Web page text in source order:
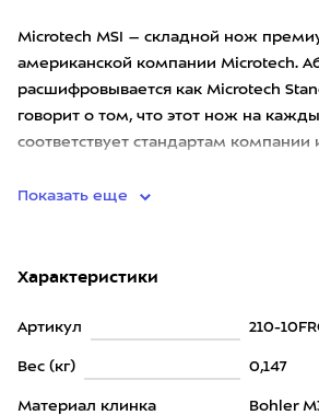
Microtech MSI – складной нож
американской компании Microtech.
расшифровывается как Microtech
говорит о том, что этот нож на
соответствует стандартам
Показать еще
Характеристики
Артикул 210-
Вес (кг) 0,147
Материал клинка Bohler